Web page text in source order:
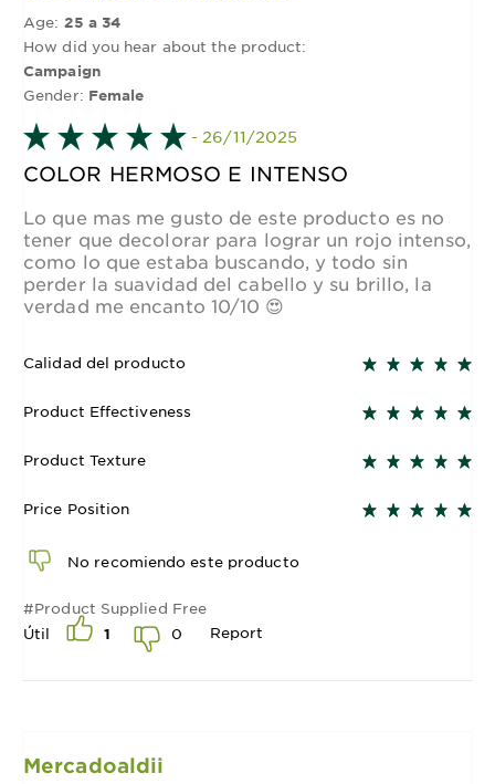
Age: 25 a 34
How did you hear about the product:
Campaign
Gender: Female
- 26/11/2025
COLOR HERMOSO E INTENSO
Lo que mas me gusto de este producto es no
tener que decolorar para lograr un rojo intenso,
como lo que estaba buscando, y todo sin
perder la suavidad del cabello y su brillo, la
verdad me encanto 10/10 😍
Calidad del producto
Product Effectiveness
Product Texture
Price Position
No recomiendo este producto
#Product Supplied Free
Útil
1 0 Report
Mercadoaldii